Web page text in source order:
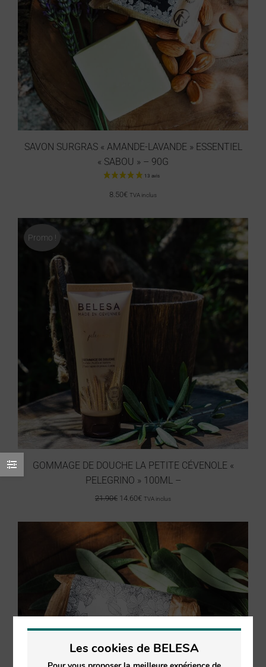
SAVON SURGRAS « AMANDE-LAVANDE » ESSENTIEL
« SABOU » – 90G
8.50€ TVA inclus
Promo !
GOMMAGE DE DOUCHE LA PETITE CÉVENOLE «
PELEGRINO » 100ML –
21.90€ 14.60€ TVA inclus
Les cookies de BELESA